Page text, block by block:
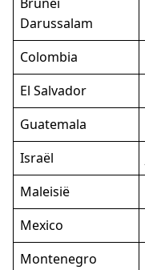
Darussalam
Colombia
El Salvador
Guatemala
Israël
Maleisië
Mexico
Montenegro